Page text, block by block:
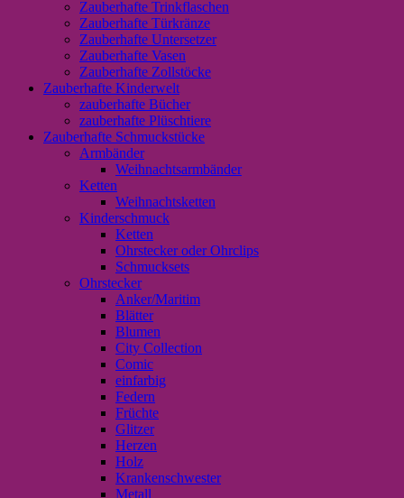
Zauberhafte Trinkflaschen
Zauberhafte Türkränze
Zauberhafte Untersetzer
Zauberhafte Vasen
Zauberhafte Zollstöcke
Zauberhafte Kinderwelt
zauberhafte Bücher
zauberhafte Plüschtiere
Zauberhafte Schmuckstücke
Armbänder
Weihnachtsarmbänder
Ketten
Weihnachtsketten
Kinderschmuck
Ketten
Ohrstecker oder Ohrclips
Schmucksets
Ohrstecker
Anker/Maritim
Blätter
Blumen
City Collection
Comic
einfarbig
Federn
Früchte
Glitzer
Herzen
Holz
Krankenschwester
Metall